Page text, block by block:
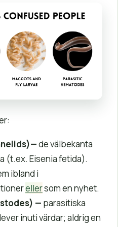
—de välbekanta
(t.ex. Eisenia fetida).
ibland i
ellersom en nyhet.
— parasitiska
inuti värdar; aldrig en